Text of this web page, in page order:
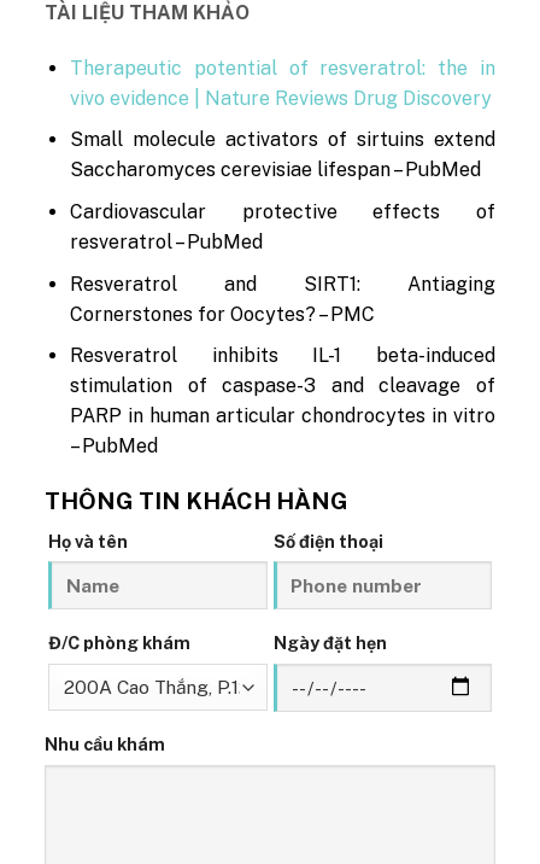
TÀI LIỆU THAM KHẢO
Therapeutic potential of resveratrol: the in
vivo evidence | Nature Reviews Drug Discovery
Small molecule activators of sirtuins extend
Saccharomyces cerevisiae lifespan – PubMed
Cardiovascular protective effects of
resveratrol – PubMed
Resveratrol and SIRT1: Antiaging
Cornerstones for Oocytes? – PMC
Resveratrol inhibits IL-1 beta-induced
stimulation of caspase-3 and cleavage of
PARP in human articular chondrocytes in vitro
– PubMed
THÔNG TIN KHÁCH HÀNG
Họ và tên Số điện thoại
Đ/C phòng khám Ngày đặt hẹn
Nhu cầu khám